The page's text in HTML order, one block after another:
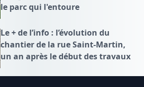
le parc qui l'entoure
Le + de l’info : l’évolution du
chantier de la rue Saint-Martin,
un an après le début des travaux